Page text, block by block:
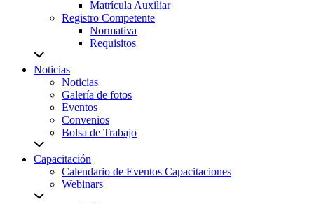
Matrícula Auxiliar
Registro Competente
Normativa
Requisitos
Noticias
Noticias
Galería de fotos
Eventos
Convenios
Bolsa de Trabajo
Capacitación
Calendario de Eventos Capacitaciones
Webinars